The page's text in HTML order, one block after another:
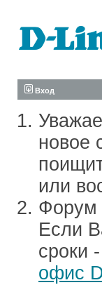
Вход
новое
или
Форум
Если
сроки
офис